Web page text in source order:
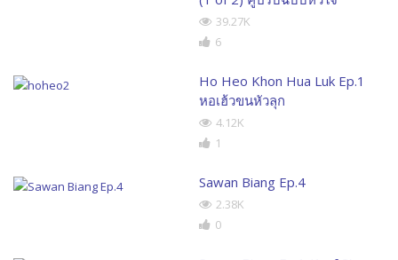
39.27K
6
Ho Heo Khon Hua Luk Ep.1
หอเฮ้วขนหัวลุก
4.12K
1
Sawan Biang Ep.4
2.38K
0